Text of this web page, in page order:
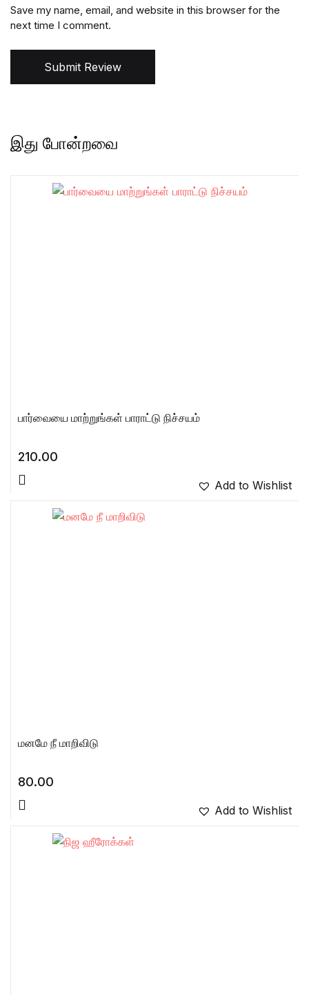
Save my name, email, and website in this browser for the
next time I comment.
Submit Review
இது போன்றவை
பார்வையை மாற்றுங்கள் பாராட்டு நிச்சயம்
210.00
Add to Wishlist
மனமே நீ மாறிவிடு
80.00
Add to Wishlist